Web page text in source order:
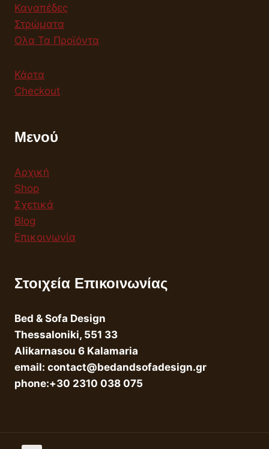
Καναπέδες
Στρώματα
Ολα Τα Προϊόντα
Κάρτα
Checkout
Μενού
Αρχική
Shop
Σχετικά
Blog
Επικοινωνία
Στοιχεία Επικοινωνίας
Bed & Sofa Design
Thessaloniki, 551 33
Alikarnasou 6 Kalamaria
email: contact@bedandsofadesign.gr
phone:+30 2310 038 075